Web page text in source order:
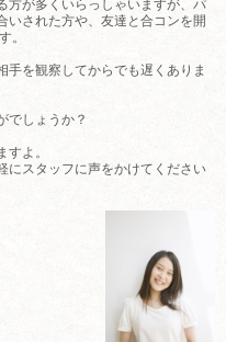
方が多くいらっしゃいますが、パ
いされた方や、友達と合コンを開
。
手を観察してからでも遅くありま
でしょうか？
よ。
にスタッフに声をかけてください